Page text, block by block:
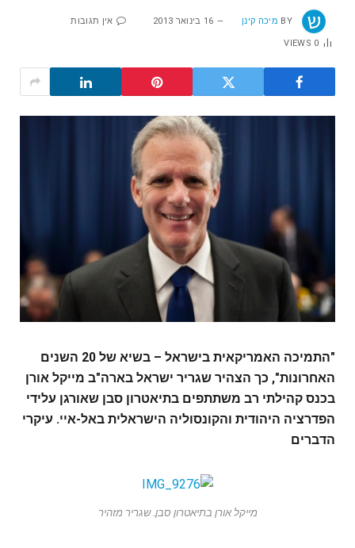
BY מיכה קינן 16 בינואר 2013 אין תגובות
0
VIEWS
"התמיכה האמריקאית בישראל – בשיא של 20 השנים
האחרונות", כך הצהיר שגריר ישראל בארה"ב מייקל אורן
בכנס קהילתי רב משתתפים בתיאטרון סבן שאורגן עלידי
הפדרציה היהודית והקונסוליה הישראלית באל-איי. עיקרי
הדברים
מייקל אורן בתיאטרון סבן. שגריר מזהיר